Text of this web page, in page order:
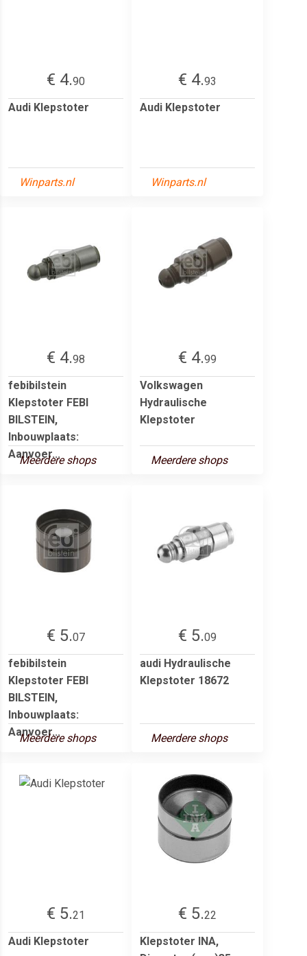
€ 4.90
Audi Klepstoter
Winparts.nl
€ 4.93
Audi Klepstoter
Winparts.nl
€ 4.98
febibilstein
Klepstoter FEBI
BILSTEIN,
Inbouwplaats:
Aanvoer...
Meerdere shops
€ 4.99
Volkswagen
Hydraulische
Klepstoter
Meerdere shops
€ 5.07
febibilstein
Klepstoter FEBI
BILSTEIN,
Inbouwplaats:
Aanvoer...
Meerdere shops
€ 5.09
audi Hydraulische
Klepstoter 18672
Meerdere shops
€ 5.21
Audi Klepstoter
€ 5.22
Klepstoter INA,